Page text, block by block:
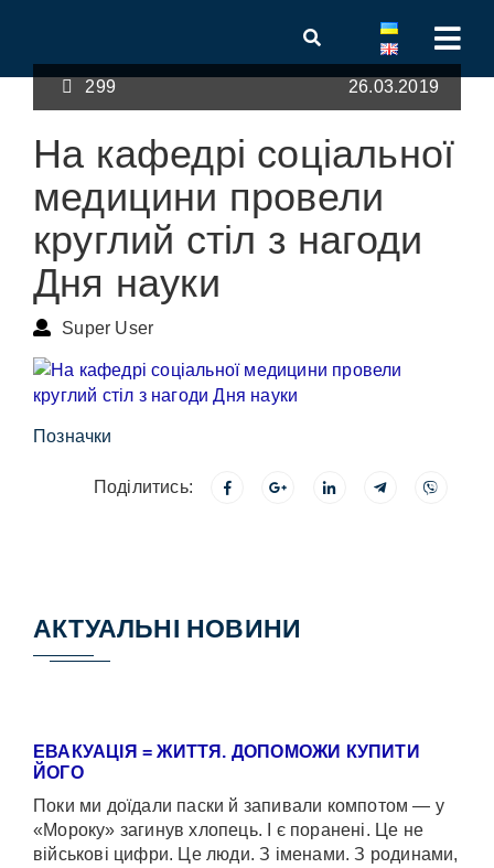
299 26.03.2019
На кафедрі соціальної
медицини провели
круглий стіл з нагоди
Дня науки
Super User
Позначки
Поділитись:
АКТУАЛЬНІ НОВИНИ
ЕВАКУАЦІЯ = ЖИТТЯ. ДОПОМОЖИ КУПИТИ
ЙОГО
Поки ми доїдали паски й запивали компотом — у
«Мороку» загинув хлопець. І є поранені. Це не
військові цифри. Це люди. З іменами. З родинами,